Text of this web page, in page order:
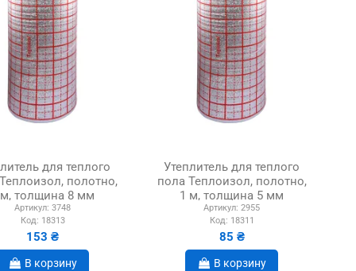
для теплого
полотно,
толщина 8 мм
Артикул: 3748
Код: 18313
153 ₴
В корзину
Утеплитель для теплого
пола Теплоизол, полотно,
1 м, толщина 5 мм
Артикул: 2955
Код: 18311
85 ₴
В корзину